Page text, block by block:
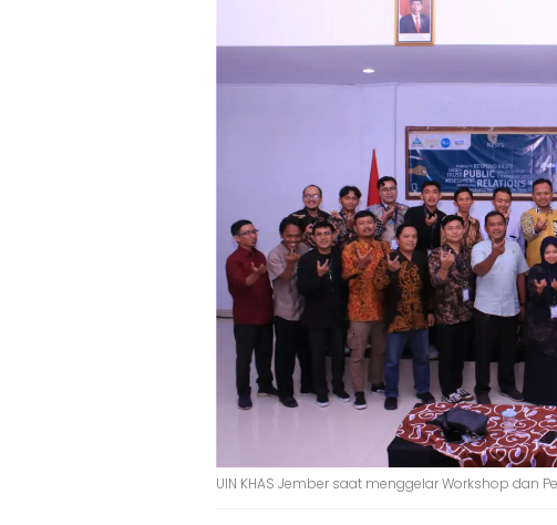
UIN KHAS Jember saat menggelar Workshop dan